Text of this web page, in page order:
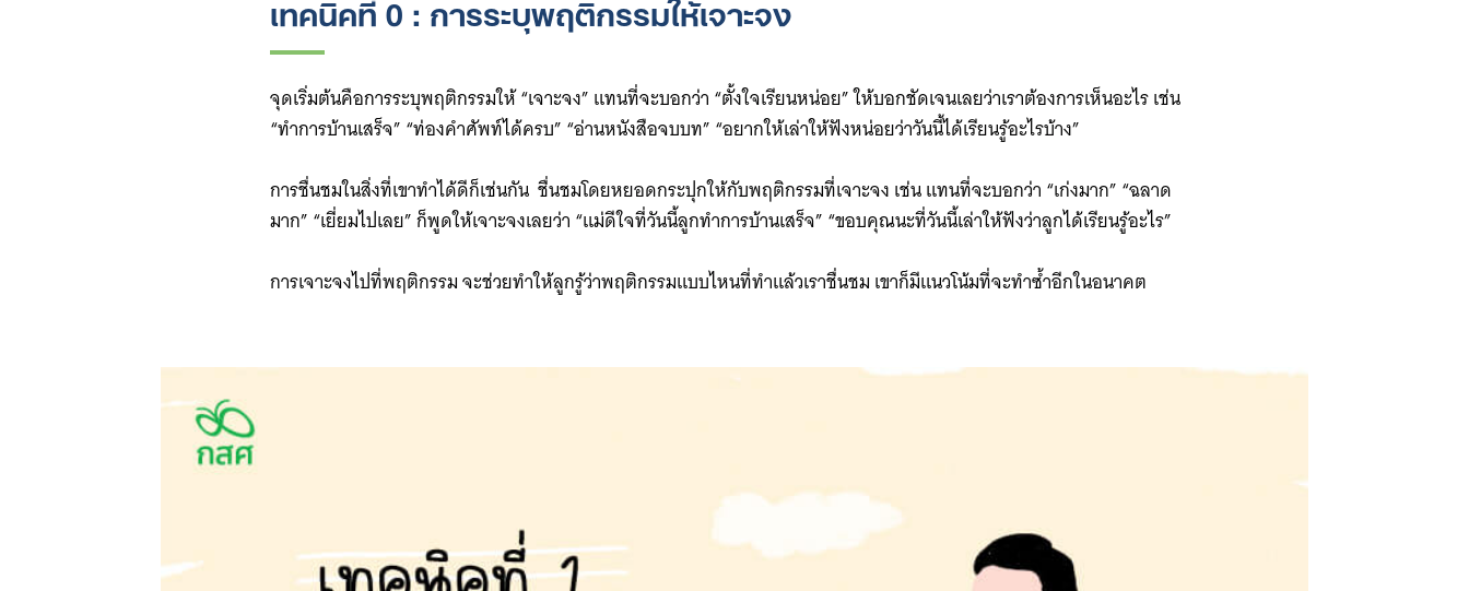
for:
จุดเริ่มต้นคือการระบุพฤติกรรมให้ “เจาะจง” แทนที่จะบอกว่า “ตั้งใจเรียนหน่อย” ให้บอกชัดเจนเลยว่าเราต้องการเห็นอะไร เช่น
“ทำการบ้านเสร็จ” “ท่องคำศัพท์ได้ครบ” “อ่านหนังสือจบบท” “อยากให้เล่าให้ฟังหน่อยว่าวันนี้ได้เรียนรู้อะไรบ้าง”
การชื่นชมในสิ่งที่เขาทำได้ดีก็เช่นกัน ชื่นชมโดยหยอดกระปุกให้กับพฤติกรรมที่เจาะจง เช่น แทนที่จะบอกว่า “เก่งมาก” “ฉลาด
มาก” “เยี่ยมไปเลย” ก็พูดให้เจาะจงเลยว่า “แม่ดีใจที่วันนี้ลูกทำการบ้านเสร็จ” “ขอบคุณนะที่วันนี้เล่าให้ฟังว่าลูกได้เรียนรู้อะไร”
การเจาะจงไปที่พฤติกรรม จะช่วยทำให้ลูกรู้ว่าพฤติกรรมแบบไหนที่ทำแล้วเราชื่นชม เขาก็มีแนวโน้มที่จะทำซ้ำอีกในอนาคต